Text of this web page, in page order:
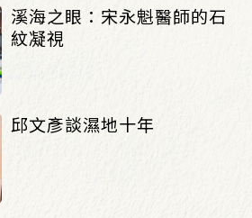
溪海之眼：宋永魁醫師的石
紋凝視
邱文彥談濕地十年